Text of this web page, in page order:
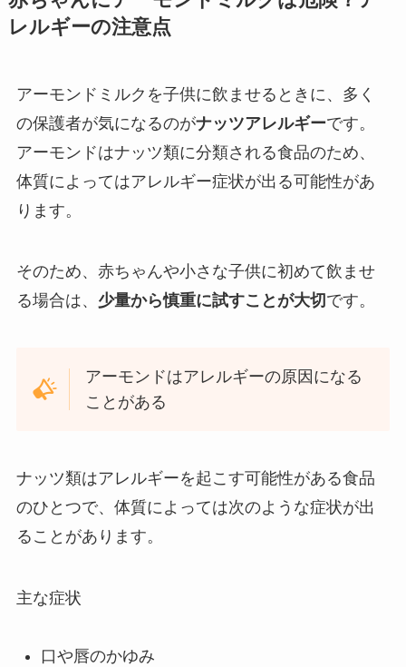
レルギーの注意点
アーモンドミルクを子供に飲ませるときに、多く
の保護者が気になるのがナッツアレルギーです。
アーモンドはナッツ類に分類される食品のため、
体質によってはアレルギー症状が出る可能性があ
ります。
そのため、赤ちゃんや小さな子供に初めて飲ませ
る場合は、 少量から慎重に試すことが大切 です。
アーモンドはアレルギーの原因になる
ことがある
ナッツ類はアレルギーを起こす可能性がある食品
のひとつで、体質によっては次のような症状が出
ることがあります。
主な症状
口や唇のかゆみ